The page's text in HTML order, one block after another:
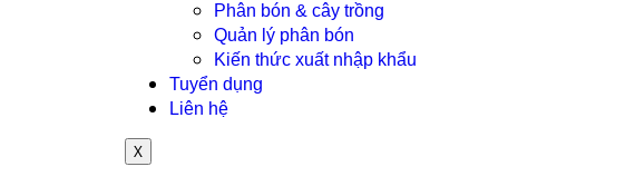
Phân bón & cây trồng
Quản lý phân bón
Kiến thức xuất nhập khẩu
Tuyển dụng
Liên hệ
X